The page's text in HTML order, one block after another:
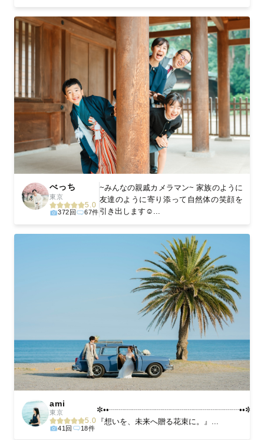
べっち
東京
5.0
372回 67件
~みんなの親戚カメラマン~ 家族のように
友達のように寄り添って自然体の笑顔を
引き出します☺️...
ami
東京
5.0
41回 18件
✼••┈┈┈┈┈┈┈┈┈┈┈┈┈┈┈┈┈••✼
『想いを、未来へ贈る花束に。』...